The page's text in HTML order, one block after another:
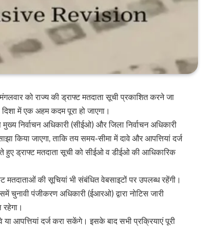
को राज्य की ड्राफ्ट मतदाता सूची प्रकाशित करने जा
में एक अहम कदम पूरा हो जाएगा।
निर्वाचन अधिकारी (सीईओ) और जिला निर्वाचन अधिकारी
किया जाएगा, ताकि तय समय-सीमा में दावे और आपत्तियां दर्ज
हुए ड्राफ्ट मतदाता सूची को सीईओ व डीईओ की आधिकारिक
की सूचियां भी संबंधित वेबसाइटों पर उपलब्ध रहेंगी।
पंजीकरण अधिकारी (ईआरओ) द्वारा नोटिस जारी
आपत्तियां दर्ज करा सकेंगे। इसके बाद सभी प्रक्रियाएं पूरी